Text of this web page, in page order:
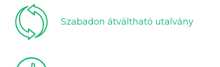
Szabadon átváltható utalvány